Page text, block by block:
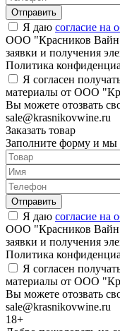
Отправить
Я даю согласие на
ООО "Красников
заявки и получения
Политика
Я согласен
материалы от ООО
Вы можете отозвать
sale@krasnikovwine.ru
Заказать товар
Заполните форму и мы
Отправить
Я даю согласие на
ООО "Красников
заявки и получения
Политика
Я согласен
материалы от ООО
Вы можете отозвать
sale@krasnikovwine.ru
18+